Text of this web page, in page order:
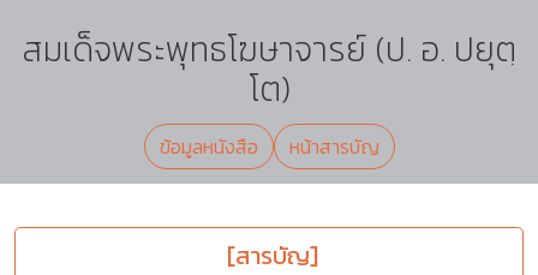
สมเด็จพระพุทธโฆษาจารย์ (ป. อ. ปยุตฺ
โต)
ข้อมูลหนังสือ หน้าสารบัญ
[สารบัญ]